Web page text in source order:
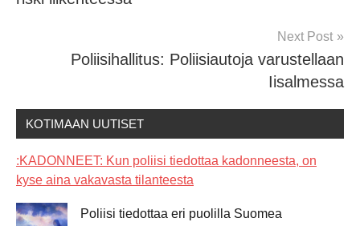
Next Post
Poliisihallitus: Poliisiautoja varustellaan
Iisalmessa
KOTIMAAN UUTISET
:KADONNEET: Kun poliisi tiedottaa kadonneesta, on
kyse aina vakavasta tilanteesta
Poliisi tiedottaa eri puolilla Suomea